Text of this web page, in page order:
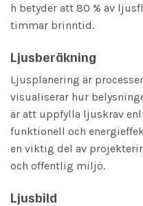
h betyder att 80 % av
timmar brinntid.
Ljusberäkning
Ljusplanering är
visualiserar hur
är att uppfylla ljuskrav
funktionell och
en viktig del av
och offentlig miljö.
Ljusbild